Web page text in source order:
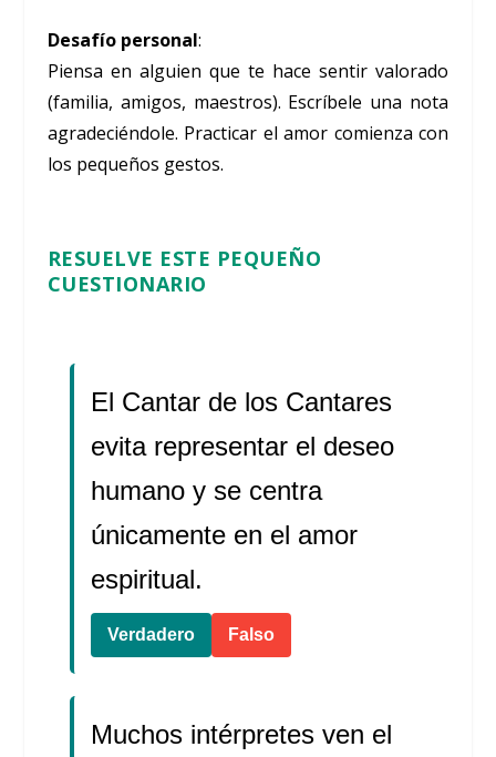
Desafío personal:
Piensa en alguien que te hace sentir valorado
(familia, amigos, maestros). Escríbele una nota
agradeciéndole. Practicar el amor comienza con
los pequeños gestos.
RESUELVE ESTE PEQUEÑO
CUESTIONARIO
El Cantar de los Cantares
evita representar el deseo
humano y se centra
únicamente en el amor
espiritual.
Verdadero Falso
Muchos intérpretes ven el